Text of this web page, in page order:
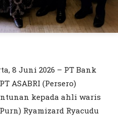
8 Juni 2026 – PT Bank
ASABRI (Persero)
kepada ahli waris
Ryamizard Ryacudu